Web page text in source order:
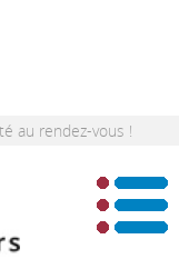
au rendez-vous !